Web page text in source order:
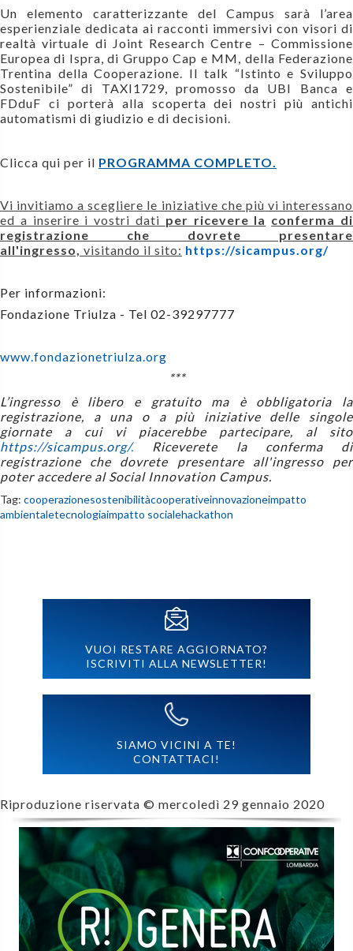
Un elemento caratterizzante del Campus sarà l’area
esperienziale dedicata ai racconti immersivi con visori di
realtà virtuale di Joint Research Centre – Commissione
Europea di Ispra, di Gruppo Cap e MM, della Federazione
Trentina della Cooperazione. Il talk “Istinto e Sviluppo
Sostenibile” di TAXI1729, promosso da UBI Banca e
FDduF ci porterà alla scoperta dei nostri più antichi
automatismi di giudizio e di decisioni.
Clicca qui per il PROGRAMMA COMPLETO.
Vi invitiamo a scegliere le iniziative che più vi interessano
ed a inserire i vostri dati per ricevere la conferma di
registrazione che dovrete presentare
all'ingresso, visitando il sito: https://sicampus.org/
Per informazioni:
Fondazione Triulza - Tel 02-39297777
www.fondazionetriulza.org
***
L’ingresso è libero e gratuito ma è obbligatoria la
registrazione, a una o a più iniziative delle singole
giornate a cui vi piacerebbe partecipare, al sito
https://sicampus.org/. Riceverete la conferma di
registrazione che dovrete presentare all'ingresso per
poter accedere al Social Innovation Campus.
Tag: cooperazionesostenibilitàcooperativeinnovazioneimpatto
ambientaletecnologiaimpatto socialehackathon
VUOI RESTARE AGGIORNATO?
ISCRIVITI ALLA NEWSLETTER!
SIAMO VICINI A TE!
CONTATTACI!
Riproduzione riservata © mercoledì 29 gennaio 2020